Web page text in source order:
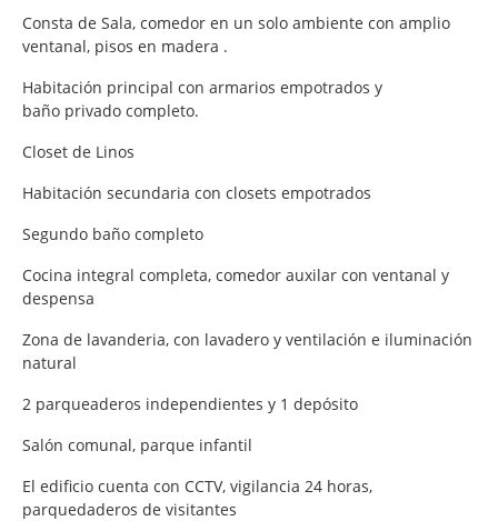
Consta de Sala, comedor en un solo ambiente con amplio
ventanal, pisos en madera .
Habitación principal con armarios empotrados y
baño privado completo.
Closet de Linos
Habitación secundaria con closets empotrados
Segundo baño completo
Cocina integral completa, comedor auxilar con ventanal y
despensa
Zona de lavanderia, con lavadero y ventilación e iluminación
natural
2 parqueaderos independientes y 1 depósito
Salón comunal, parque infantil
El edificio cuenta con CCTV, vigilancia 24 horas,
parquedaderos de visitantes